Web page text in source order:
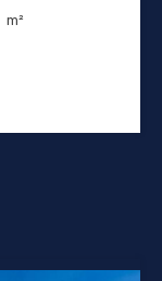
m²